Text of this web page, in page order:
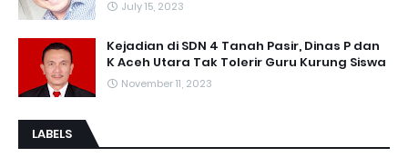
July 15, 2023
Kejadian di SDN 4 Tanah Pasir, Dinas P dan
K Aceh Utara Tak Tolerir Guru Kurung Siswa
November 11, 2023
LABELS